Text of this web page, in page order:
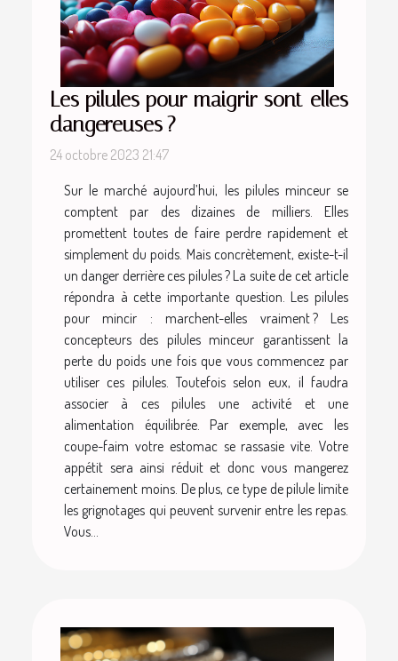
Les pilules pour maigrir sont-elles
dangereuses ?
24 octobre 2023 21:47
Sur le marché aujourd’hui, les pilules minceur se
comptent par des dizaines de milliers. Elles
promettent toutes de faire perdre rapidement et
simplement du poids. Mais concrètement, existe-t-il
un danger derrière ces pilules ? La suite de cet article
répondra à cette importante question. Les pilules
pour mincir : marchent-elles vraiment ? Les
concepteurs des pilules minceur garantissent la
perte du poids une fois que vous commencez par
utiliser ces pilules. Toutefois selon eux, il faudra
associer à ces pilules une activité et une
alimentation équilibrée. Par exemple, avec les
coupe-faim votre estomac se rassasie vite. Votre
appétit sera ainsi réduit et donc vous mangerez
certainement moins. De plus, ce type de pilule limite
les grignotages qui peuvent survenir entre les repas.
Vous...